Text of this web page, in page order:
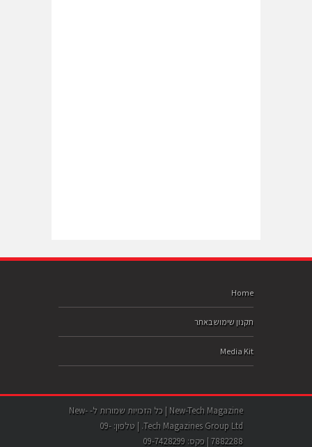
Home
תקנון שימוש באתר
Media Kit
New-Tech Magazine | כל הזכויות שמורות ל- New-
Tech Magazines Group Ltd. | טלפון: 09-
7882288 | פקס: 09-7428299